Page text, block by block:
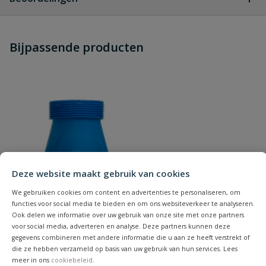
Deze website maakt gebruik van cookies
We gebruiken cookies om content en advertenties te personaliseren, om
functies voor social media te bieden en om ons websiteverkeer te analyseren.
Ook delen we informatie over uw gebruik van onze site met onze partners
voor social media, adverteren en analyse. Deze partners kunnen deze
gegevens combineren met andere informatie die u aan ze heeft verstrekt of
die ze hebben verzameld op basis van uw gebruik van hun services. Lees
meer in ons cookiebeleid.
dit product?
Schrijf zelf een beoordeling
Uw waardering:
Naam
Samenvatting
Bijpassende producten